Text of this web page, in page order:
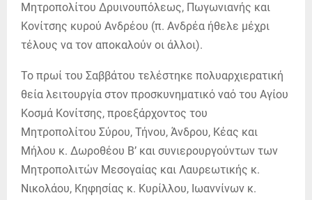
Μητροπολίτου Δρυινουπόλεως, Πωγωνιανής και
Κονίτσης κυρού Ανδρέου (π. Ανδρέα ήθελε μέχρι
τέλους να τον αποκαλούν οι άλλοι).
Το πρωί του Σαββάτου τελέστηκε πολυαρχιερατική
θεία λειτουργία στον προσκυνηματικό ναό του Αγίου
Κοσμά Κονίτσης, προεξάρχοντος του
Μητροπολίτου Σύρου, Τήνου, Άνδρου, Κέας και
Μήλου κ. Δωροθέου Β’ και συνιερουργούντων των
Μητροπολιτών Μεσογαίας και Λαυρεωτικής κ.
Νικολάου, Κηφησίας κ. Κυρίλλου, Ιωαννίνων κ.